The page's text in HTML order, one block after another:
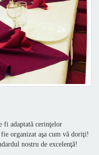
fi adaptată cerinţelor
organizat aşa cum vă doriţi!
nostru de excelenţă!